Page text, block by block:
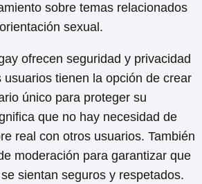
sobre temas relacionados
sexual.
ofrecen seguridad y privacidad
usuarios tienen la opción de crear
único para proteger su
que no hay necesidad de
real con otros usuarios. También
moderación para garantizar que
sientan seguros y respetados.